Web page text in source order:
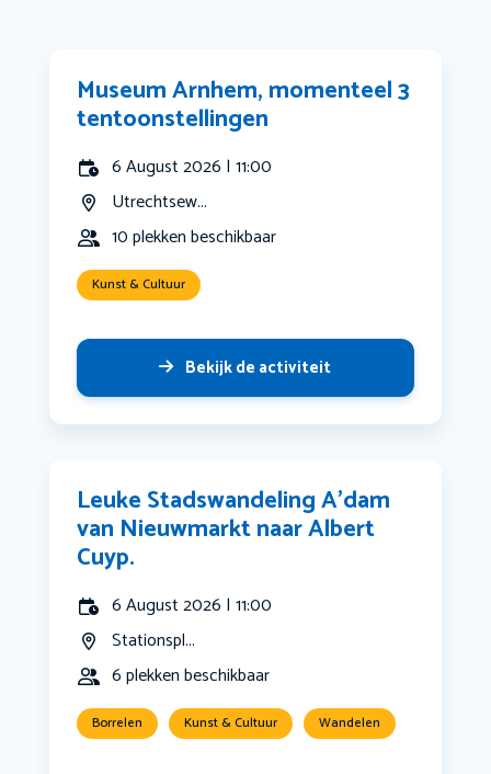
Museum Arnhem, momenteel 3
tentoonstellingen
6 August 2026 | 11:00
Utrechtsew...
10 plekken beschikbaar
Kunst & Cultuur
Bekijk de activiteit
Leuke Stadswandeling A’dam
van Nieuwmarkt naar Albert
Cuyp.
6 August 2026 | 11:00
Stationspl...
6 plekken beschikbaar
Borrelen Kunst & Cultuur Wandelen